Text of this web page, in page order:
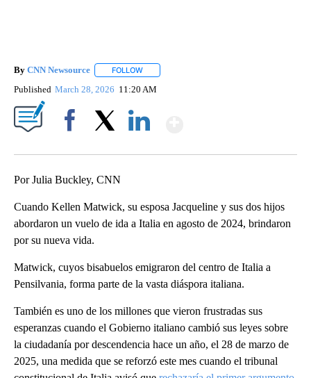
By CNN Newsource FOLLOW
Published March 28, 2026 11:20 AM
Por Julia Buckley, CNN
Cuando Kellen Matwick, su esposa Jacqueline y sus dos hijos
abordaron un vuelo de ida a Italia en agosto de 2024, brindaron
por su nueva vida.
Matwick, cuyos bisabuelos emigraron del centro de Italia a
Pensilvania, forma parte de la vasta diáspora italiana.
También es uno de los millones que vieron frustradas sus
esperanzas cuando el Gobierno italiano cambió sus leyes sobre
la ciudadanía por descendencia hace un año, el 28 de marzo de
2025, una medida que se reforzó este mes cuando el tribunal